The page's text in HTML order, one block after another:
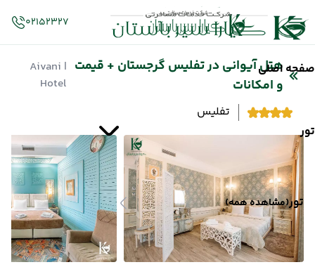
صفحه اصلی
تور
تور(مشاهده همه)
02152327
هتل آیوانی در تفلیس گرجستان + قیمت
و امکانات
| Aivani
Hotel
تفلیس